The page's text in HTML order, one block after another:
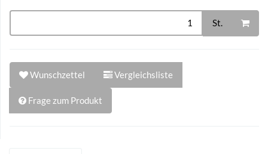
St.
Wunschzettel Vergleichsliste
Frage zum Produkt